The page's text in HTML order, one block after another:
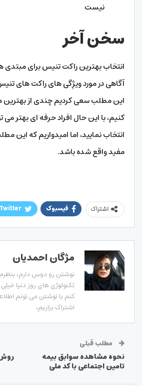
نیست
سخن آخر
انتخاب بهترین راکت تنیس برای مبتدی
آگاهی در مورد ویژِگی های راکت های
این مطلب سعی کردیم چندی از بهترین
کنیم، با این حال افراد حرفه ای بهتر می
انتخاب نمایید، اما امیدواریم که این
مفید واقع شده باشد.
اشتراک فیسبوک Twitter
مژگان احمدیان
نوشتن رو دوس دارم، بنظرم
تکنولوژی های روز دنیا
کنم با نوشتن می تونم
اشتراک بزاریم،
مطلب قبلی
نحوه مشاهده سوابق بیمه
تامین اجتماعی با کد ملی